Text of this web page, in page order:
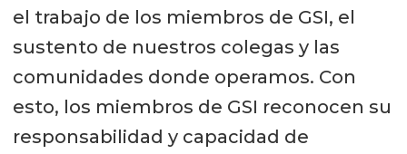
el trabajo de los miembros de GSI, el
sustento de nuestros colegas y las
comunidades donde operamos. Con
esto, los miembros de GSI reconocen su
responsabilidad y capacidad de